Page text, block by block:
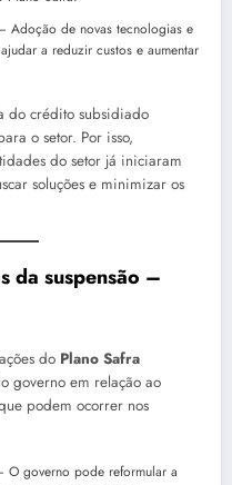
Adoção de novas tecnologias e
a reduzir custos e aumentar
do crédito subsidiado
o setor. Por isso,
do setor já iniciaram
soluções e minimizar os
da suspensão –
do Plano Safra
governo em relação ao
podem ocorrer nos
governo pode reformular a